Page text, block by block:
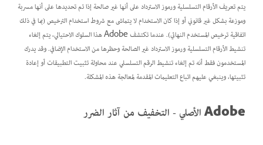
يتم تعريف الأرقام التسلسلية ورموز الاسترداد على أنها غير صالحة إذا تم تحديدها على أنها مسربة
وموزعة بشكل غير قانوني أو إذا كان الاستخدام لا يتماشى مع شروط استخدام الترخيص (بما في ذلك
اتفاقية ترخيص المستخدم النهائي). عندما تكتشف Adobe هذا السلوك الاحتيالي، يتم إلغاء
تنشيط الأرقام التسلسلية ورموز الاسترداد غير الصالحة وحظرها من الاستخدام الإضافي. وقد يدرك
المستخدمون فقط أنه تم إلغاء تنشيط الرقم التسلسلي عند محاولة تثبيت التطبيقات أو إعادة
تثبيتها، وينبغي عليهم اتباع التعليمات المقدمة لمعالجة هذه المشكلة.
Adobe الأصلي - التخفيف من آثار الضرر